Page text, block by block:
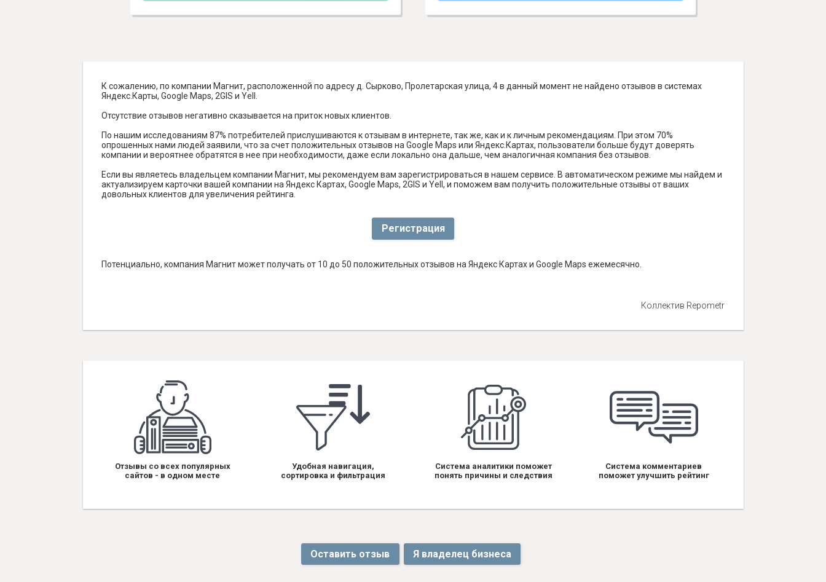
К сожалению, по компании Магнит, расположенной по адресу д. Сырково, Пролетарская улица, 4 в данный момент не найдено отзывов в системах
Яндекс.Карты, Google Maps, 2GIS и Yell.
Отсутствие отзывов негативно сказывается на приток новых клиентов.
По нашим исследованиям 87% потребителей прислушиваются к отзывам в интернете, так же, как и к личным рекомендациям. При этом 70%
опрошенных нами людей заявили, что за счет положительных отзывов на Google Maps или Яндекс.Картах, пользователи больше будут доверять
компании и вероятнее обратятся в нее при необходимости, даже если локально она дальше, чем аналогичная компания без отзывов.
Если вы являетесь владельцем компании Магнит, мы рекомендуем вам зарегистрироваться в нашем сервисе. В автоматическом режиме мы найдем и
актуализируем карточки вашей компании на Яндекс Картах, Google Maps, 2GIS и Yell, и поможем вам получить положительные отзывы от ваших
довольных клиентов для увеличения рейтинга.
Регистрация
Потенциально, компания Магнит может получать от 10 до 50 положительных отзывов на Яндекс Картах и Google Maps ежемесячно.
Коллектив Repometr
Отзывы со всех популярных
сайтов - в одном месте
Удобная навигация,
сортировка и фильтрация
Система аналитики поможет
понять причины и следствия
Система комментариев
поможет улучшить рейтинг
Оставить отзыв Я владелец бизнеса